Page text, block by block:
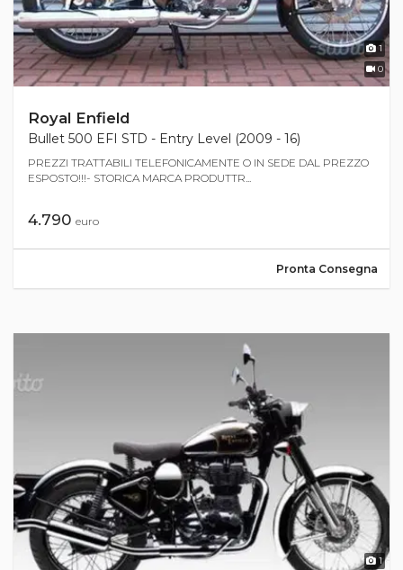
1
0
Royal Enfield
Bullet 500 EFI STD - Entry Level (2009 - 16)
PREZZI TRATTABILI TELEFONICAMENTE O IN SEDE DAL PREZZO
ESPOSTO!!!- STORICA MARCA PRODUTTR...
4.790 euro
Pronta Consegna
1